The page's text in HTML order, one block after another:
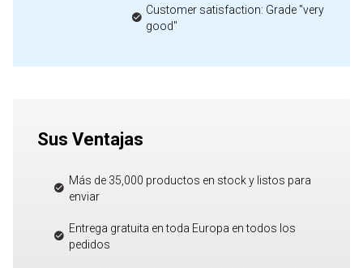
Customer satisfaction: Grade "very
good"
Sus Ventajas
Más de 35,000 productos en stock y listos para
enviar
Entrega gratuita en toda Europa en todos los
pedidos